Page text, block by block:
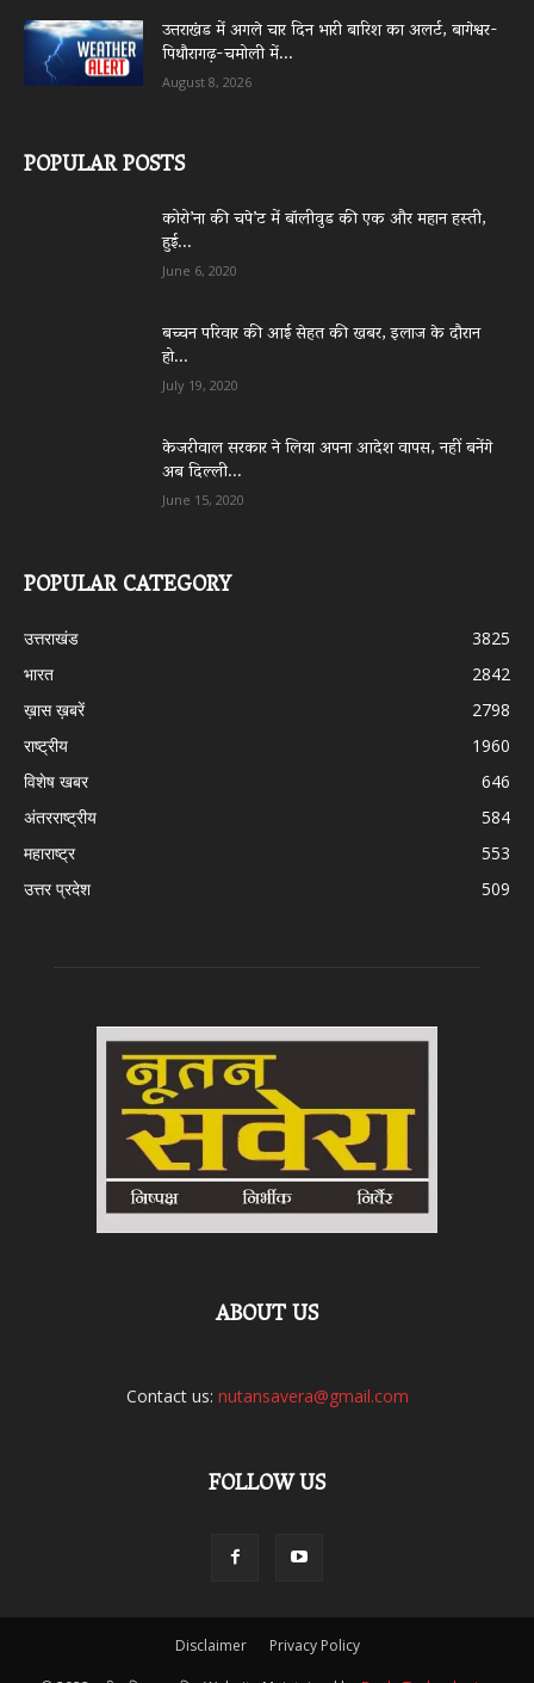
उत्तराखंड में अगले चार दिन भारी बारिश का अलर्ट, बागेश्वर-
पिथौरागढ़-चमोली में...
August 8, 2026
POPULAR POSTS
कोरो’ना की चपे’ट में बॉलीवुड की एक और महान हस्ती,
हुई...
June 6, 2020
बच्चन परिवार की आई सेहत की खबर, इलाज के दौरान
हो...
July 19, 2020
केजरीवाल सरकार ने लिया अपना आदेश वापस, नहीं बनेंगे
अब दिल्ली...
June 15, 2020
POPULAR CATEGORY
उत्तराखंड
3825
भारत
2842
ख़ास ख़बरें
2798
राष्ट्रीय
1960
विशेष खबर
646
अंतरराष्ट्रीय
584
महाराष्ट्र
553
उत्तर प्रदेश
509
ABOUT US
Contact us: nutansavera@gmail.com
FOLLOW US
Disclaimer Privacy Policy